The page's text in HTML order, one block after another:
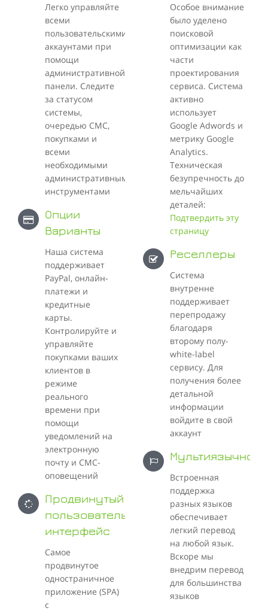
Легко управляйте
всеми
пользовательскими
аккаунтами при
помощи
административной
панели. Следите
за статусом
системы,
очередью СМС,
покупками и
всеми
необходимыми
административными
инструментами
Опции
Варианты
Наша система
поддерживает
PayPal, онлайн-
платежи и
кредитные
карты.
Контролируйте и
управляйте
покупками ваших
клиентов в
режиме
реального
времени при
помощи
уведомлений на
электронную
почту и СМС-
оповещений
Продвинутый
пользовательский
интерфейс
Самое
продвинутое
одностраничное
приложение (SPA)
с
Особое внимание
было уделено
поисковой
оптимизации как
части
проектирования
сервиса. Система
активно
использует
Google Adwords и
метрику Google
Analytics.
Техническая
безупречность до
мельчайших
деталей:
Подтвердить эту
страницу
Реселлеры
Система
внутренне
поддерживает
перепродажу
благодаря
второму полу-
white-label
сервису. Для
получения более
детальной
информации
войдите в свой
аккаунт
Встроенная
поддержка
разных языков
обеспечивает
легкий перевод
на любой язык.
Вскоре мы
внедрим перевод
для большинства
языков